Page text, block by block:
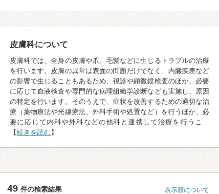
皮膚科について
皮膚科では、全身の皮膚や爪、毛髪などに生じるトラブルの治療
を行います。皮膚の異常は表面の問題だけでなく、内臓疾患など
の影響で生じることもあるため、視診や顕微鏡検査のほか、必要
に応じて血液検査や専門的な病理組織学診断なども実施し、原因
の特定を行います。そのうえで、症状を改善するための適切な治
療（薬物療法や光線療法、外科手術や処置など）を行うほか、必
要に応じて内科や外科などの他科と連携して治療を行うこ…
【続きを読む】
49 件の検索結果 表示順について